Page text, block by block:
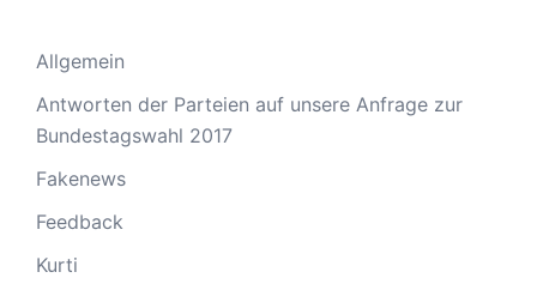
Allgemein
Antworten der Parteien auf unsere Anfrage zur
Bundestagswahl 2017
Fakenews
Feedback
Kurti